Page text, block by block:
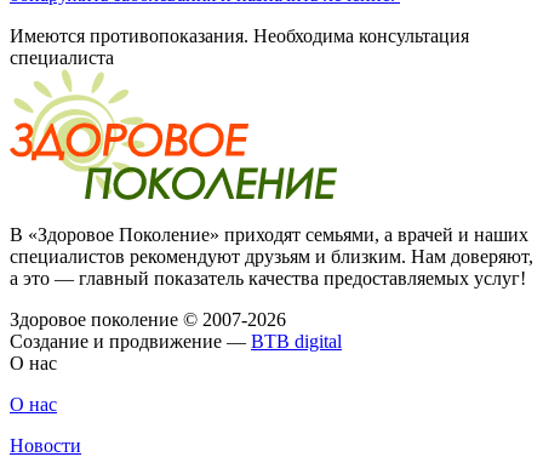
Имеются противопоказания. Необходима консультация
специалиста
В «Здоровое Поколение» приходят семьями, а врачей и наших
специалистов рекомендуют друзьям и близким. Нам доверяют,
а это — главный показатель качества предоставляемых услуг!
Здоровое поколение © 2007-2026
Создание и продвижение — BTB digital
О нас
О нас
Новости